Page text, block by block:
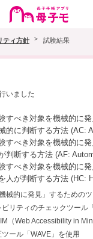
子
手
プ
リ
母
子
モ
ティ方針 試験結果
いました
すべき対象を機械的に発
的に判断する方法 (AC:
すべき対象を機械的に発
判断する方法 (AF:
すべき対象を機械的に
人が判断する方法 (HC:
械的に発見」するための
リティのチェックツール
（Web Accessibility in
ール「WAVE」を使用